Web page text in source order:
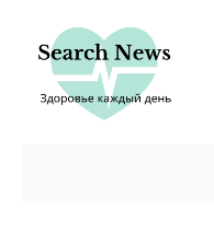
содержимому